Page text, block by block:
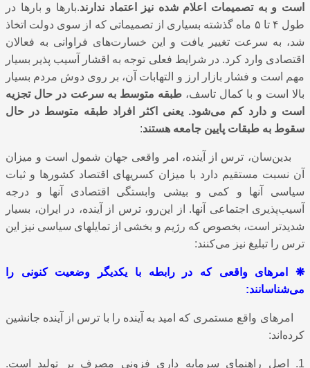
است و به تصمیمات اعلام شده نیز اعتماد ندارند.بارها و بارها در
طول ۴ تا ۵ ماه گذشته بسیاری از تصمیماتی که از سوی دولت اتخاذ
شد، به سرعت تغییر یافت و این خسارت‌های فراوانی به فعالان
اقتصادی وارد کرد. در شرایط فعلی توجه به اقشار آسیب پذیر بسیار
مهم است و فشار بازار ارز و التهابات آن، بر روی دوش مردم بسیار
بالا است و با کمال تاسف، طبقه متوسط به سرعت در حال تجزیه
است و دارد کم می‌شود. یعنی اکثر افراد طبقه متوسط در حال
سقوط به طبقات پایین جامعه هستند‌:
بدین‌سان، ترس از آینده، امر واقعی جهان شمول است و میزان
آن نسبت مستقیم دارد با میزان کسریهای اقتصاد کشورها و ثبات
سیاسی آنها و کمی و بیشی وابستگی اقتصادی آنها و درجه
آسیب‌پذیری اجتماعی آنها. از این‌رو، ترس از آینده، در ایران، بسیار
شدید‌تر است، بخصوص که رﮊیم و بخشی از تمایلهای سیاسی نیز این
ترس را تبلیغ نیز می‌کنند:
❋ امرهای واقعی که در رابطه با یکدیگر وضعیت کنونی را
می‌شناسانند:
امرهای واقع مستمری که امید به آینده را با ترس از آینده جانشین
کرده‌اند:
1. اصل راهنمای سرمایه داری فزونی مصرف بر تولید است.